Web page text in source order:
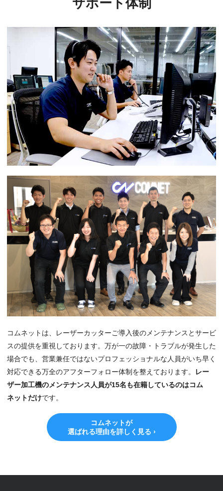
コムネットは、レーザーカッターご導入後のメンテナンスとサービ
スの提供を重視しております。万が一の故障・トラブルが発生した
場合でも、営業兼任ではないプロフェッショナルな人員がいち早く
対応できる万全のアフターフォロー体制を整えております。
レー
ザー加工機のメンテナンス人員が15名も在籍しているのはコム
ネットだけです。
コムネットが
選ばれる理由を詳しく見る ›